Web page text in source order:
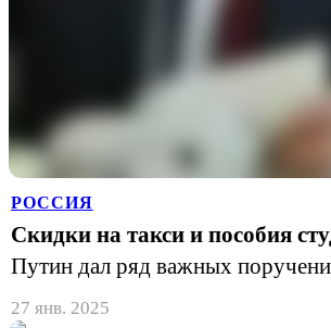
РОССИЯ
Скидки на такси и пособия
Путин дал ряд важных
27 янв. 2025